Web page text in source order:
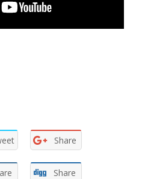
Share
Share